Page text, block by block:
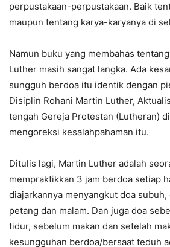
perpustakaan-perpustakaan. Baik
maupun tentang karya-karyanya di
Namun buku yang membahas
Luther masih sangat langka. Ada
sungguh berdoa itu identik dengan
Disiplin Rohani Martin Luther,
tengah Gereja Protestan (Lutheran)
mengoreksi kesalahpahaman itu.
Ditulis lagi, Martin Luther adalah
mempraktikkan 3 jam berdoa setiap
diajarkannya menyangkut doa subuh,
petang dan malam. Dan juga doa
tidur, sebelum makan dan setelah
kesungguhan berdoa/bersaat teduh